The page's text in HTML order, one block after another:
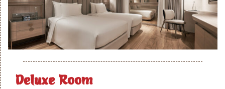
Deluxe Room